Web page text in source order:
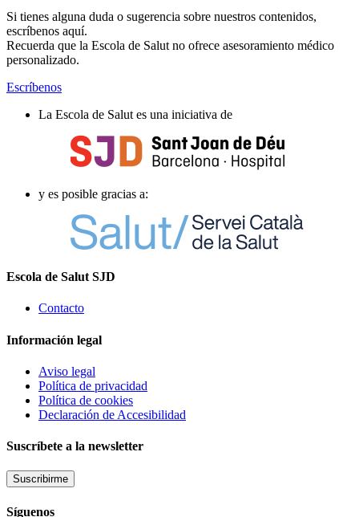
Si tienes alguna duda o sugerencia sobre nuestros contenidos,
escríbenos aquí.
Recuerda que la Escola de Salut no ofrece asesoramiento médico
personalizado.
Escríbenos
La Escola de Salut es una iniciativa de
y es posible gracias a:
Escola de Salut SJD
Contacto
Información legal
Aviso legal
Política de privacidad
Política de cookies
Declaración de Accesibilidad
Suscríbete a la newsletter
Suscribirme
Síguenos